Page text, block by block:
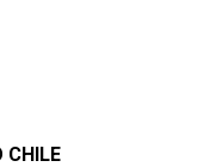
CHILE